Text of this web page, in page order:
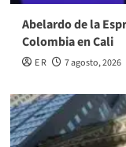
Abelardo de la
Colombia en Cali
E R 7 agosto, 2026